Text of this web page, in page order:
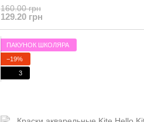
160.00 грн
129.20 грн
ПАКУНОК ШКОЛЯРА
−19%
3